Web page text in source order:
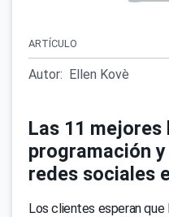
ARTÍCULO
Autor: Ellen Kovè
Las 11
programación
redes sociales
Los clientes esperan